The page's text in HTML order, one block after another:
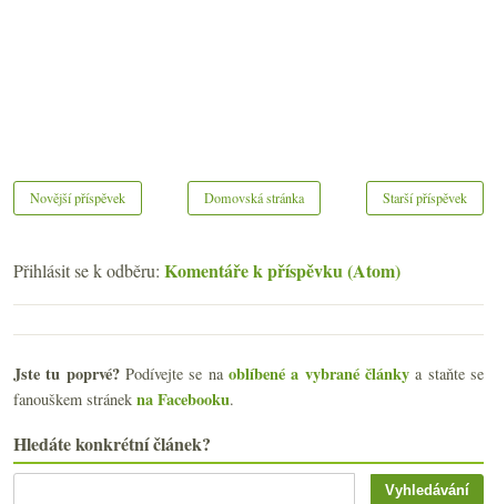
Novější příspěvek Starší příspěvek
Domovská stránka
Přihlásit se k odběru: Komentáře k příspěvku (Atom)
Jste tu poprvé?Podívejte se naoblíbené a vybrané články a staňte se
fanouškem stránek na Facebooku.
Hledáte konkrétní článek?